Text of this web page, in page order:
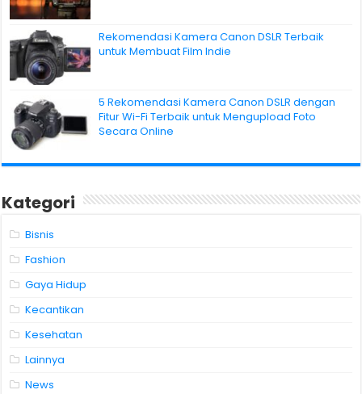
Rekomendasi Kamera Canon DSLR Terbaik
untuk Membuat Film Indie
5 Rekomendasi Kamera Canon DSLR dengan
Fitur Wi-Fi Terbaik untuk Mengupload Foto
Secara Online
Kategori
Bisnis
Fashion
Gaya Hidup
Kecantikan
Kesehatan
Lainnya
News